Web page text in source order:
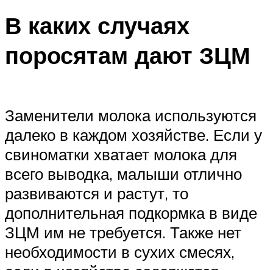
В каких случаях
поросятам дают ЗЦМ
Заменители молока используются
далеко в каждом хозяйстве. Если у
свиноматки хватает молока для
всего выводка, малыши отлично
развиваются и растут, то
дополнительная подкормка в виде
ЗЦМ им не требуется. Также нет
необходимости в сухих смесях,